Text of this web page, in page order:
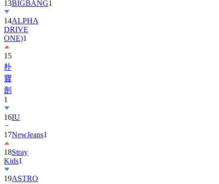
13BIGBANG1
14ALPHA
DRIVE
ONE)1
15
朴
寶
劍
1
16IU
17NewJeans1
18Stray
Kids1
19ASTRO